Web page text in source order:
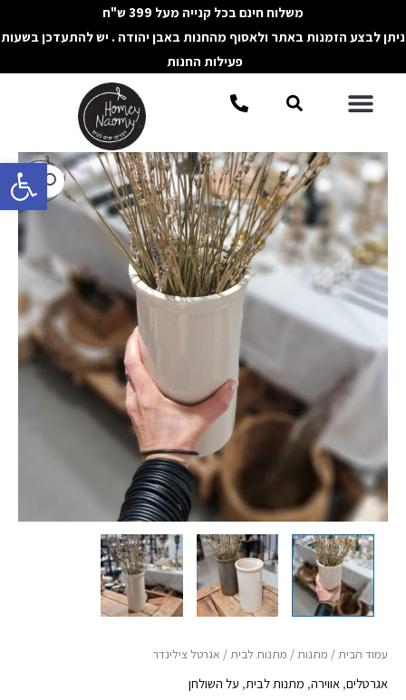
פתח
לתוכן
משלוח חינם בכל קנייה מעל 399 ש"ח
ניתן לבצע הזמנות באתר ולאסוף מהחנות באבן יהודה . יש להתעדכן בשעות
פעילות החנות
תפריטחיפוש
עמוד הבית/ מתנות/ מתנות לבית/ אגרטל צילינדר
אגרטלים, אווירה, מתנות לבית, על השולחן
כמות
של
אגרטל
צילינדר